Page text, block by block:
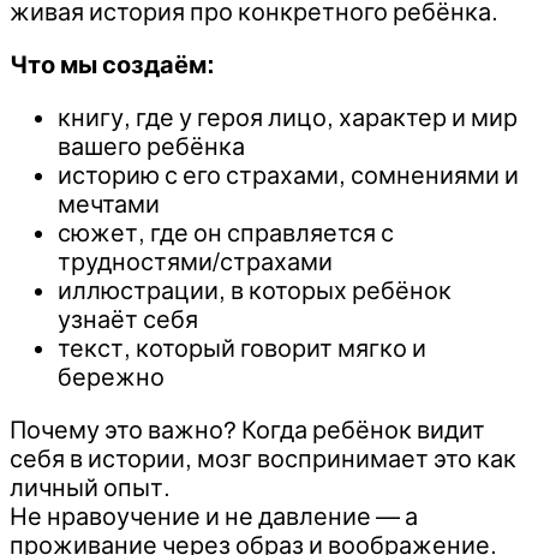
живая история про конкретного ребёнка.
Что мы создаём:
книгу, где у героя лицо, характер и мир
вашего ребёнка
историю с его страхами, сомнениями и
мечтами
сюжет, где он справляется с
трудностями/страхами
иллюстрации, в которых ребёнок
узнаёт себя
текст, который говорит мягко и
бережно
Почему это важно? Когда ребёнок видит
себя в истории, мозг воспринимает это как
личный опыт.
Не нравоучение и не давление — а
проживание через образ и воображение.